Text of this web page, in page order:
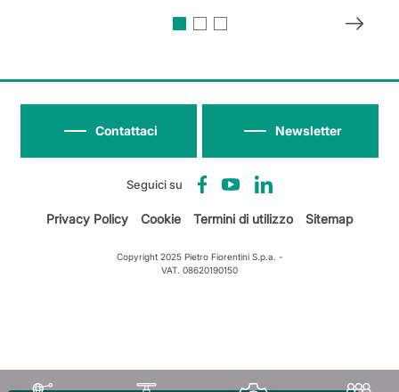
Seguici su
Newsletter
Contattaci
Privacy Policy Cookie Termini di utilizzo Sitemap
Copyright 2025 Pietro Fiorentini S.p.a. -
VAT. 08620190150